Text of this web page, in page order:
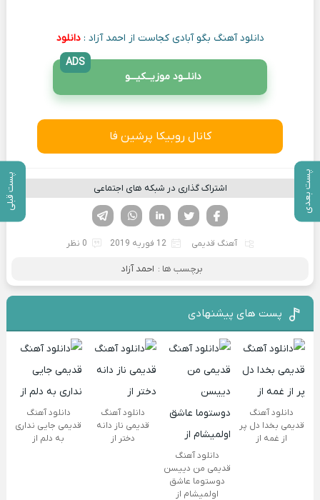
پست بعدی پست قبلی
دانلود آهنگ بگو آبادی کجاست از احمد آزاد :دانلود
دانلــود موزیــکیـــو
ADS
کانال روبیکا پرشین فا
اشتراک گذاری در شبکه های اجتماعی
لینکدین تویتر
فیسوک
آهنگ قدیمی 12 فوریه 2019 0 نظر
برچسب ها : احمد آزاد
پست های پیشنهادی
دانلود آهنگ
قدیمی بخدا دل پر
از غمه از
دانلود آهنگ
قدیمی من دییسن
دوستوما عاشق
اولمیشام از
دانلود آهنگ
قدیمی ناز دانه
دختر از
دانلود آهنگ
قدیمی جایی نداری
به دلم از